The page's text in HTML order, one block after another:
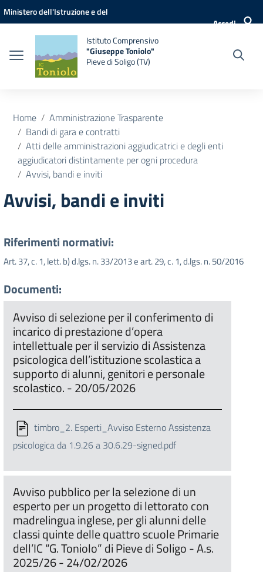
Vai ai contenuti
Vai al menu di navigazione
Vai al footer
Ministero dell'Istruzione e del
Accedi
Istituto Comprensivo
"Giuseppe Toniolo"
Pieve di Soligo (TV)
Home
Amministrazione Trasparente
Bandi di gara e contratti
Atti delle amministrazioni aggiudicatrici e degli enti
aggiudicatori distintamente per ogni procedura
Avvisi, bandi e inviti
Avvisi, bandi e inviti
Riferimenti normativi:
Art. 37, c. 1, lett. b) d.lgs. n. 33/2013 e art. 29, c. 1, d.lgs. n. 50/2016
Documenti:
Avviso di selezione per il conferimento di
incarico di prestazione d’opera
intellettuale per il servizio di Assistenza
psicologica dell’istituzione scolastica a
supporto di alunni, genitori e personale
scolastico. - 20/05/2026
timbro_2. Esperti_Avviso Esterno Assistenza
psicologica da 1.9.26 a 30.6.29-signed.pdf
Avviso pubblico per la selezione di un
esperto per un progetto di lettorato con
madrelingua inglese, per gli alunni delle
classi quinte delle quattro scuole Primarie
dell’IC “G. Toniolo” di Pieve di Soligo - A.s.
2025/26 - 24/02/2026